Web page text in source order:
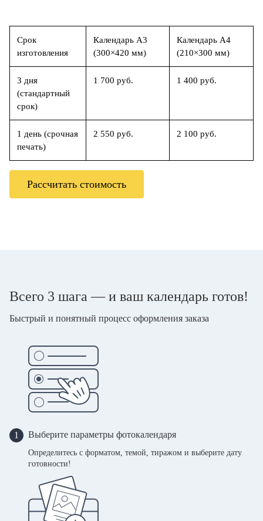
Срок
изготовления
Календарь А3
(300×420 мм)
Календарь А4
(210×300 мм)
3 дня
(стандартный
срок)
1 700 руб. 1 400 руб.
1 день (срочная
печать)
2 550 руб. 2 100 руб.
Рассчитать стоимость
Всего 3 шага — и ваш календарь готов!
Быстрый и понятный процесс оформления заказа
1 Выберите параметры фотокалендаря
Определитесь с форматом, темой, тиражом и выберите дату
готовности!